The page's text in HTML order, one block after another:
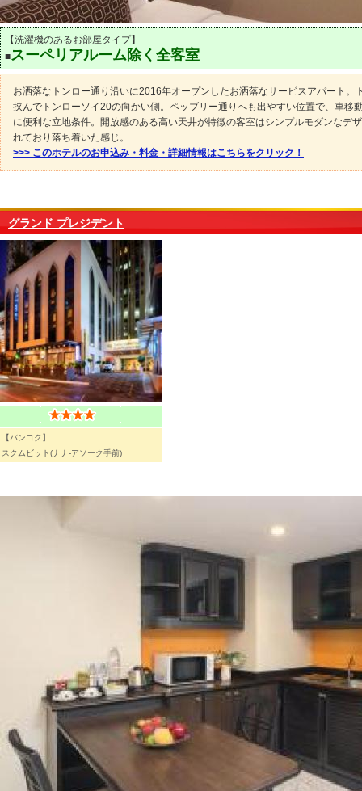
【洗濯機のあるお部屋タイプ】
■スーペリアルーム除く全客室
お洒落なトンロー通り沿いに2016年オープンしたお洒落なサービスアパート。
挟んでトンローソイ20の向かい側。ペッブリー通りへも出やすい位置で、車移
に便利な立地条件。開放感のある高い天井が特徴の客室はシンプルモダンなデ
れており落ち着いた感じ。
>>> このホテルのお申込み・料金・詳細情報はこちらをクリック！
グランド プレジデント
【バンコク】
スクムビット(ナナ-アソーク手前)